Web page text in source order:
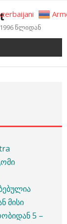
წლიდან
მისი
5 –